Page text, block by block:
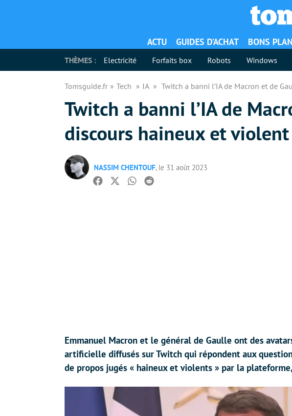
ACTU GUIDES D’ACHAT BONS
THÈMES : Electricité Forfaits box Robots Windows
Tomsguide.fr Tech IA Twitch a banni l’IA de Macron et de
Twitch a banni l’IA de
discours haineux et violent
NASSIM CHENTOUF, le 31 août 2023
Facebook
TwitterWhatsapp
Reddit
Emmanuel Macron et le général de Gaulle ont des
artificielle diffusés sur Twitch qui répondent aux
de propos jugés « haineux et violents » par la